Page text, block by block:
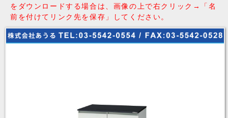
をダウンロードする場合は、画像の上で右クリック→「名
前を付けてリンク先を保存」してください。